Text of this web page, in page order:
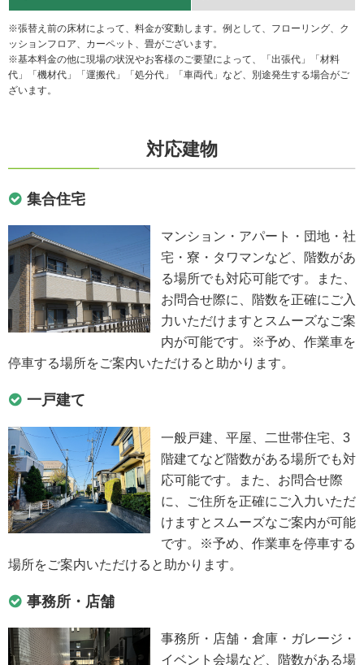
※張替え前の床材によって、料金が変動します。例として、フローリング、ク
ッションフロア、カーペット、畳がございます。
※基本料金の他に現場の状況やお客様のご要望によって、「出張代」「材料
代」「機材代」「運搬代」「処分代」「車両代」など、別途発生する場合がご
ざいます。
対応建物
集合住宅
マンション・アパート・団地・社
宅・寮・タワマンなど、階数があ
る場所でも対応可能です。また、
お問合せ際に、階数を正確にご入
力いただけますとスムーズなご案
内が可能です。※予め、作業車を
停車する場所をご案内いただけると助かります。
一戸建て
一般戸建、平屋、二世帯住宅、3
階建てなど階数がある場所でも対
応可能です。また、お問合せ際
に、ご住所を正確にご入力いただ
けますとスムーズなご案内が可能
です。※予め、作業車を停車する
場所をご案内いただけると助かります。
事務所・店舗
事務所・店舗・倉庫・ガレージ・
イベント会場など、階数がある場